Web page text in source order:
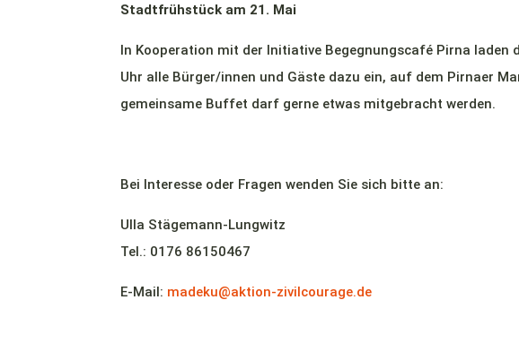
Stadtfrühstück am 21. Mai
In Kooperation mit der Initiative Begegnungscafé Pirna
Uhr alle Bürger/innen und Gäste dazu ein, auf dem Pirnaer
gemeinsame Buffet darf gerne etwas mitgebracht werden.
Bei Interesse oder Fragen wenden Sie sich bitte an:
Ulla Stägemann-Lungwitz
Tel.: 0176 86150467
E-Mail: madeku@aktion-zivilcourage.de